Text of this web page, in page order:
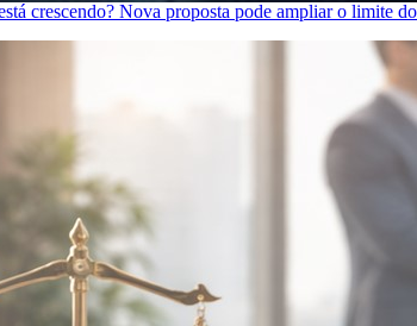
crescendo? Nova proposta pode ampliar o limite